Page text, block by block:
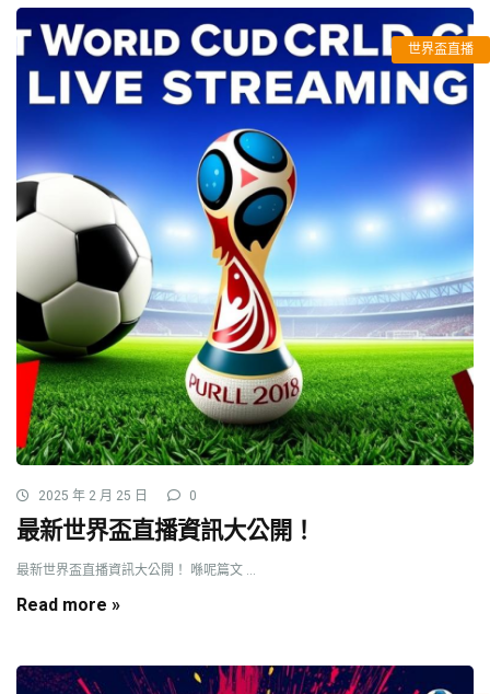
世界盃直播
2025 年 2 月 25 日 0
最新世界盃直播資訊大公開！
最新世界盃直播資訊大公開！ 喺呢篇文 ...
Read more »